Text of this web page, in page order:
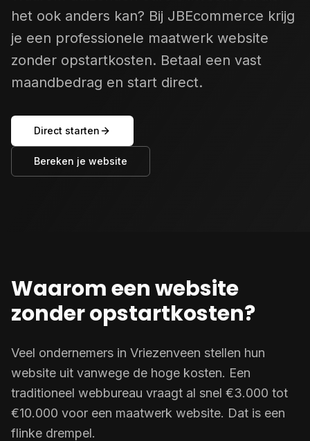
het ook anders kan? Bij JBEcommerce krijg
je een professionele maatwerk website
zonder opstartkosten. Betaal een vast
maandbedrag en start direct.
Direct starten
Bereken je website
Waarom een website
zonder opstartkosten?
Veel ondernemers in Vriezenveen stellen hun
website uit vanwege de hoge kosten. Een
traditioneel webbureau vraagt al snel €3.000 tot
€10.000 voor een maatwerk website. Dat is een
flinke drempel.